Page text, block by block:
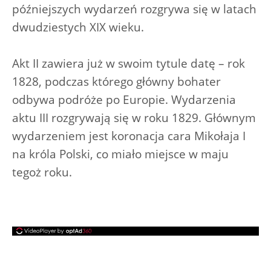
późniejszych wydarzeń rozgrywa się w latach
dwudziestych XIX wieku.
Akt II zawiera już w swoim tytule datę – rok
1828, podczas którego główny bohater
odbywa podróże po Europie. Wydarzenia
aktu III rozgrywają się w roku 1829. Głównym
wydarzeniem jest koronacja cara Mikołaja I
na króla Polski, co miało miejsce w maju
tegoż roku.